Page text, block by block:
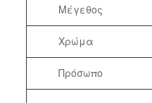
Μέγεθος
Χρώμα
Πρόσωπο